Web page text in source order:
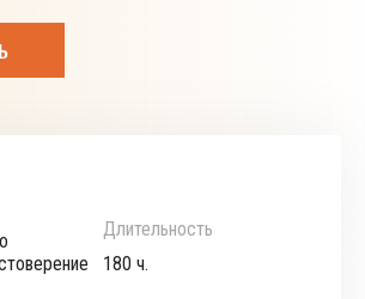
Длительность
180 ч.